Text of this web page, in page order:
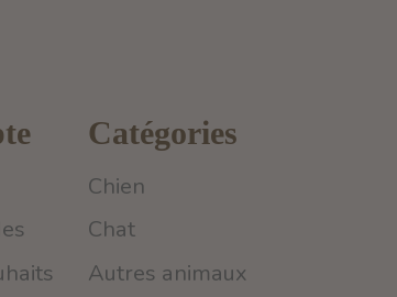
Catégories
Chien
Chat
Autres animaux